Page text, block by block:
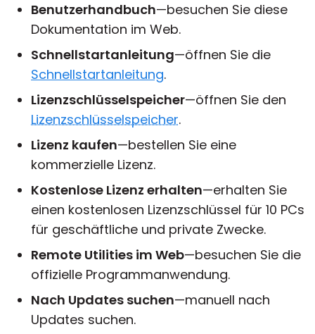
Benutzerhandbuch—besuchen Sie diese
Dokumentation im Web.
Schnellstartanleitung—öffnen Sie die
Schnellstartanleitung.
Lizenzschlüsselspeicher—öffnen Sie den
Lizenzschlüsselspeicher.
Lizenz kaufen—bestellen Sie eine
kommerzielle Lizenz.
Kostenlose Lizenz erhalten—erhalten Sie
einen kostenlosen Lizenzschlüssel für 10 PCs
für geschäftliche und private Zwecke.
Remote Utilities im Web—besuchen Sie die
offizielle Programmanwendung.
Nach Updates suchen—manuell nach
Updates suchen.